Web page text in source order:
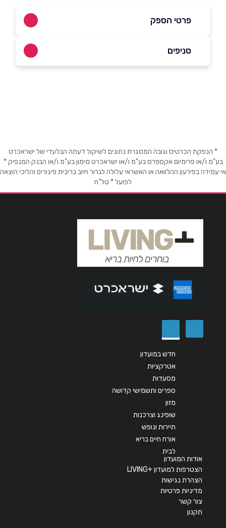
פרטי הספק
בפייסבוק
טלפון*
אנא חזרו אלי בקשר ל...
סניפים
* הנפקת הכרטיס וגובה המסגרת נתונים לשיקול דעתה הבלעדי של ישראכרט
בע"מ ו/או פרימיום אקספרס בע"מ ו/או ישראכרט מימון בע"מ ו/או הבנק המנפיק *
אי עמידה בפירעון ההלוואה או האשראי עלולה לגרור חיוב בריבית פיגורים והליכי הוצאה
לפועל * טל"ח
חדש במועדון
אטרקציות
מסעדות
ספרים ותשמישי קדושה
מזון
שופינג וצרכנות
תיירות ונופש
אורח חיים בריא
לבית
אודות המועדון
הצטרפות למועדון +LIVING
הצהרת נגישות
מדיניות פרטיות
צור קשר
תקנון